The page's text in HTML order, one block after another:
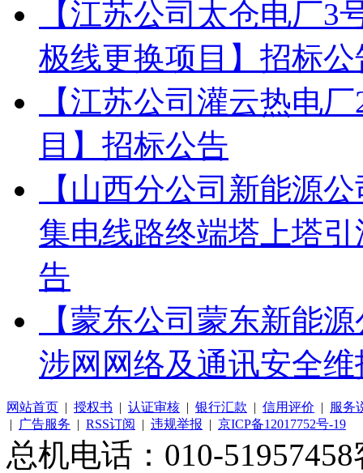
【江苏公司太仓电厂
极线更换项目】招标公
【江苏公司灌云热电
目】招标公告
【山西分公司新能源
集电线路终端塔上塔
告
【蒙东公司蒙东新能
涉网网络及通讯安全
网站首页 | 授权书 | 认证审核 | 银行汇款 | 信用评价 |
服务
|
广告服务 | RSS订阅 | 违规举报 | 京ICP备12017752号-19
总机电话：010-